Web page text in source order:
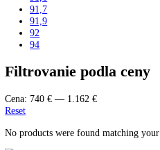
51
55,3
59,5
61
63
71
81,6